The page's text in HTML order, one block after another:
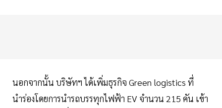
นอกจากนั้น บริษัทฯ ได้เพิ่มธุรกิจ Green logistics ที่
นำร่องโดยการนำรถบรรทุกไฟฟ้า EV จำนวน 215 คัน เข้า